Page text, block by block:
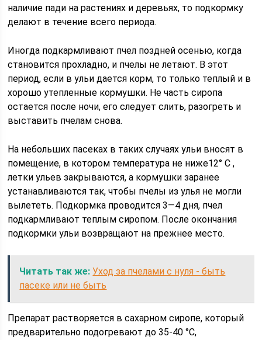
наличие пади на растениях и деревьях, то подкормку
делают в течение всего периода.
Иногда подкармливают пчел поздней осенью, когда
становится прохладно, и пчелы не летают. В этот
период, если в ульи дается корм, то только теплый и в
хорошо утепленные кормушки. Не часть сиропа
остается после ночи, его следует слить, разогреть и
выставить пчелам снова.
На небольших пасеках в таких случаях ульи вносят в
помещение, в котором температура не ниже12° C ,
летки ульев закрываются, а кормушки заранее
устанавливаются так, чтобы пчелы из улья не могли
вылететь. Подкормка проводится 3—4 дня, пчел
подкармливают теплым сиропом. После окончания
подкормки ульи возвращают на прежнее место.
Читать так же: Уход за пчелами с нуля - быть
пасеке или не быть
Препарат растворяется в сахарном сиропе, который
предварительно подогревают до 35-40 °С,